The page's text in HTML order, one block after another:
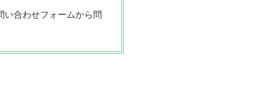
合わせフォームから問